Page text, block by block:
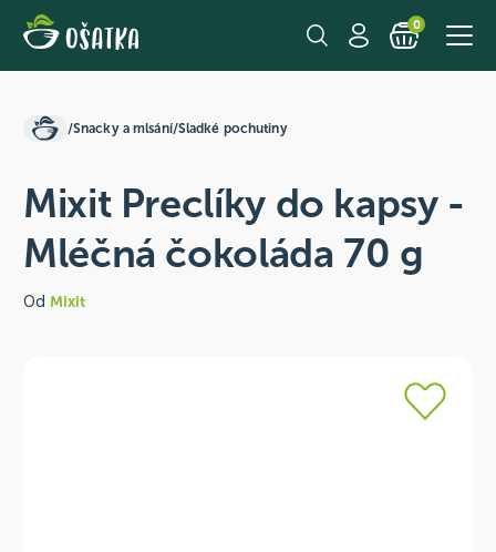
0
/Snacky a mlsání/Sladké pochutiny
Mixit Preclíky do kapsy -
Mléčná čokoláda 70 g
Od Mixit